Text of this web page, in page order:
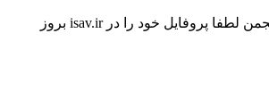
اعضای محترم انجمن لطفا پروفایل خود را در isav.ir بروز